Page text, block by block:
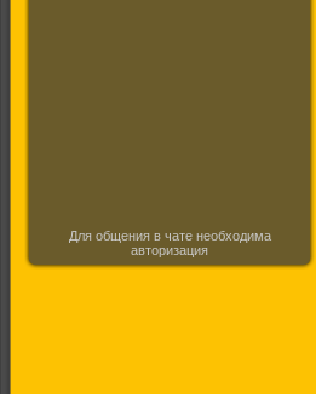
Для общения в чате необходима
авторизация